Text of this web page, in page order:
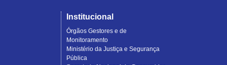
Institucional
Órgãos Gestores e de
Monitoramento
Ministério da Justiça e Segurança
Pública